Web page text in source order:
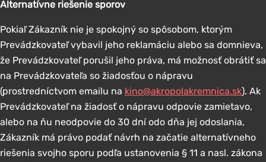
Alternatívne riešenie sporov
Pokiaľ Zákazník nie je spokojný so spôsobom, ktorým
Prevádzkovateľ vybavil jeho reklamáciu alebo sa domnieva,
že Prevádzkovateľ porušil jeho práva, má možnosť obrátiť sa
na Prevádzkovateľa so žiadosťou o nápravu
(prostredníctvom emailu na kino@akropolakremnica.sk). Ak
Prevádzkovateľ na žiadosť o nápravu odpovie zamietavo,
alebo na ňu neodpovie do 30 dní odo dňa jej odoslania,
Zákazník má právo podať návrh na začatie alternatívneho
riešenia svojho sporu podľa ustanovenia § 11 a nasl. zákona